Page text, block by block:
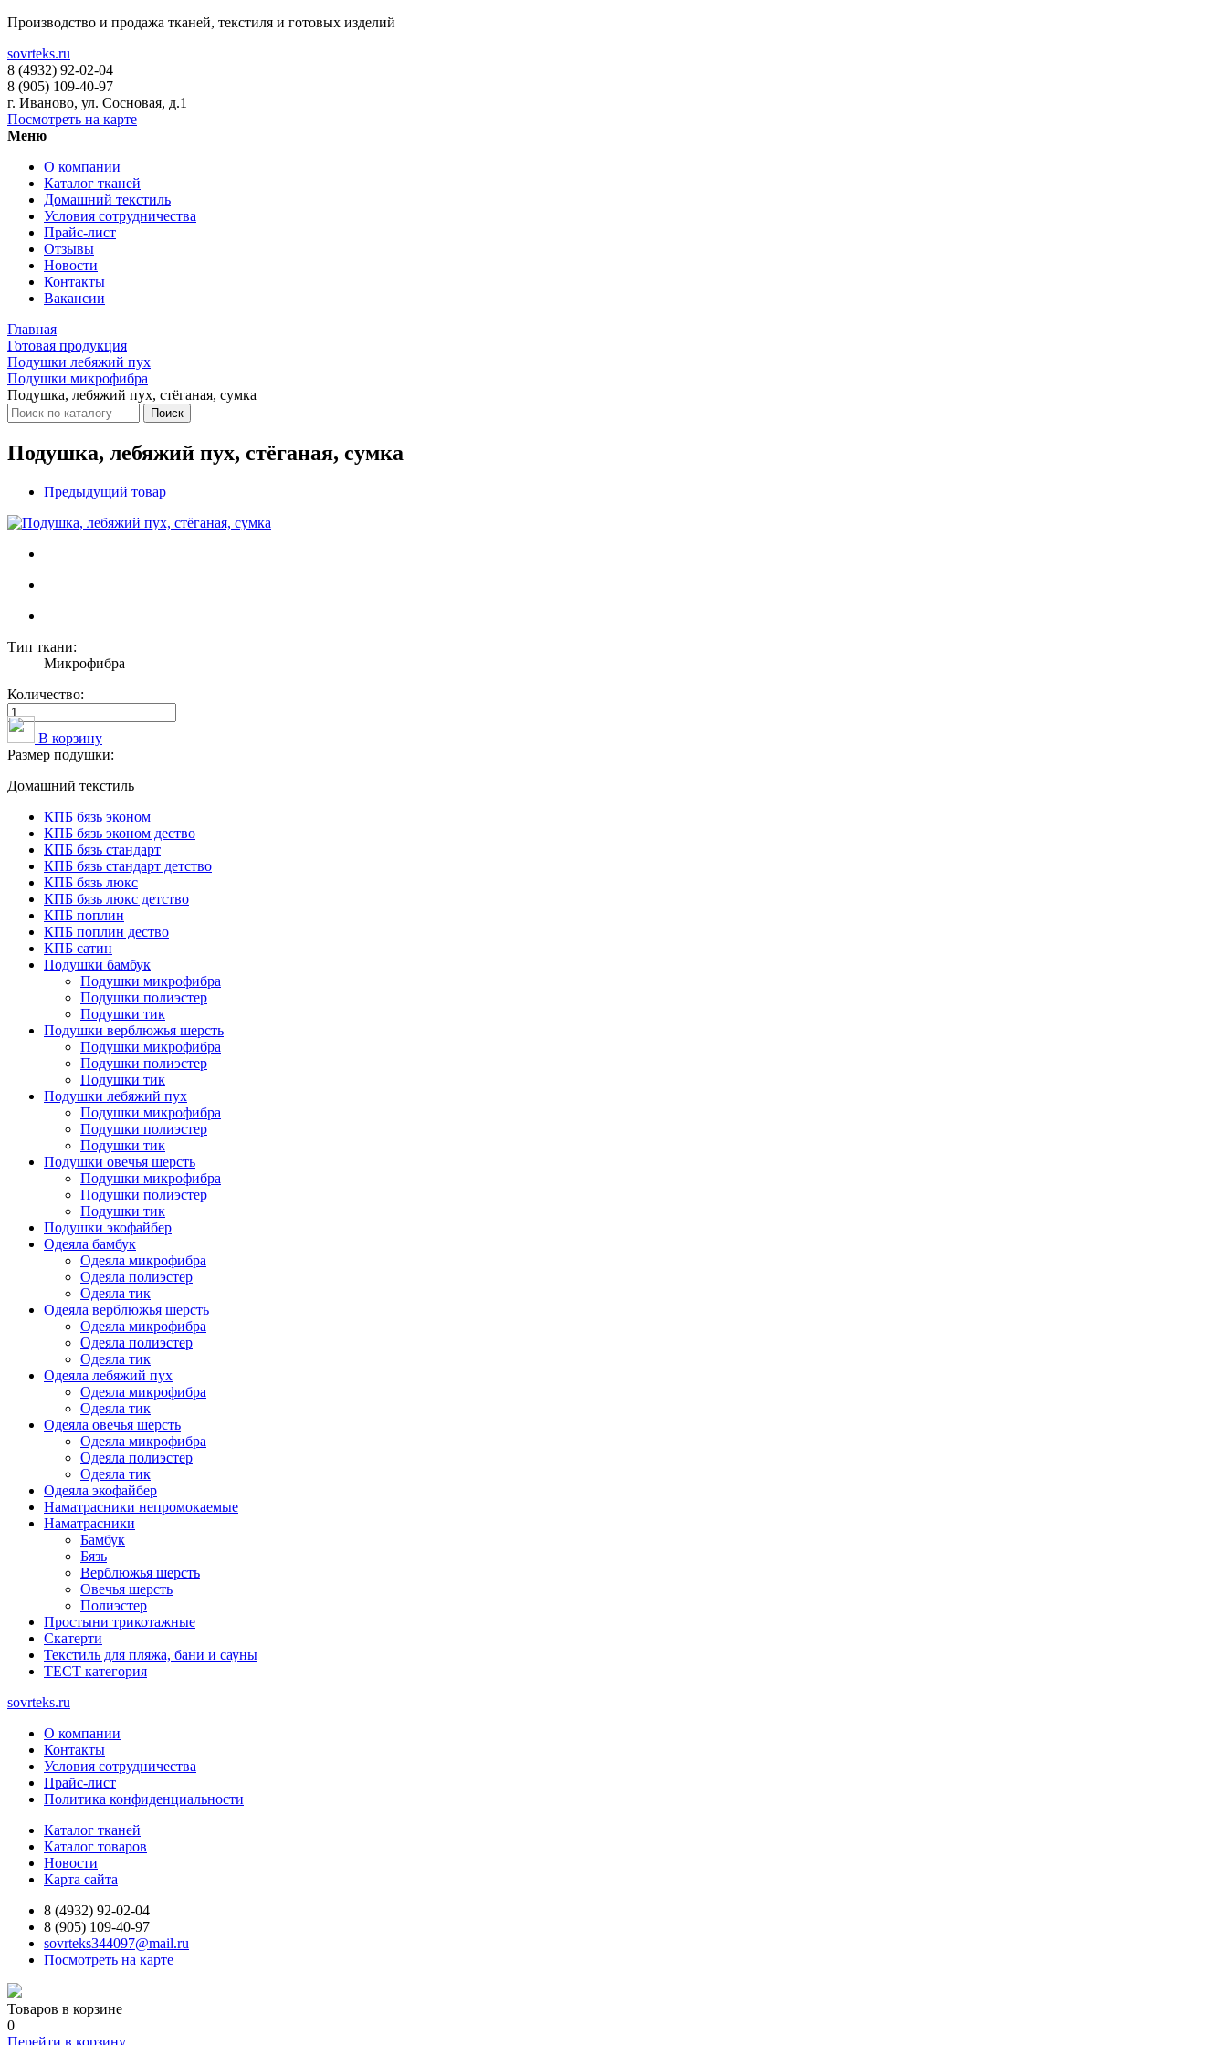
Производство и продажа тканей, текстиля и готовых изделий
sovrteks.ru
8 (4932) 92-02-04
8 (905) 109-40-97
г. Иваново, ул. Сосновая, д.1
Посмотреть на карте
Меню
О компании
Каталог тканей
Домашний текстиль
Условия сотрудничества
Прайс-лист
Отзывы
Новости
Контакты
Вакансии
Главная
Готовая продукция
Подушки лебяжий пух
Подушки микрофибра
Подушка, лебяжий пух, стёганая, сумка
Поиск
Подушка, лебяжий пух, стёганая, сумка
Предыдущий товар
Тип ткани:
Микрофибра
Количество:
В корзину
Размер подушки:
Домашний текстиль
КПБ бязь эконом
КПБ бязь эконом дество
КПБ бязь стандарт
КПБ бязь стандарт детство
КПБ бязь люкс
КПБ бязь люкс детство
КПБ поплин
КПБ поплин дество
КПБ сатин
Подушки бамбук
Подушки микрофибра
Подушки полиэстер
Подушки тик
Подушки верблюжья шерсть
Подушки микрофибра
Подушки полиэстер
Подушки тик
Подушки лебяжий пух
Подушки микрофибра
Подушки полиэстер
Подушки тик
Подушки овечья шерсть
Подушки микрофибра
Подушки полиэстер
Подушки тик
Подушки экофайбер
Одеяла бамбук
Одеяла микрофибра
Одеяла полиэстер
Одеяла тик
Одеяла верблюжья шерсть
Одеяла микрофибра
Одеяла полиэстер
Одеяла тик
Одеяла лебяжий пух
Одеяла микрофибра
Одеяла тик
Одеяла овечья шерсть
Одеяла микрофибра
Одеяла полиэстер
Одеяла тик
Одеяла экофайбер
Наматрасники непромокаемые
Наматрасники
Бамбук
Бязь
Верблюжья шерсть
Овечья шерсть
Полиэстер
Простыни трикотажные
Скатерти
Текстиль для пляжа, бани и сауны
ТЕСТ категория
sovrteks.ru
О компании
Контакты
Условия сотрудничества
Прайс-лист
Политика конфиденциальности
Каталог тканей
Каталог товаров
Новости
Карта сайта
8 (4932) 92-02-04
8 (905) 109-40-97
sovrteks344097@mail.ru
Посмотреть на карте
Товаров в корзине
0
Перейти в корзину